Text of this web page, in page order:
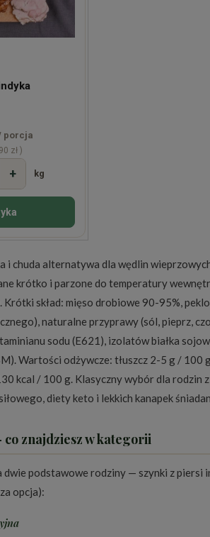
porcja
zł )
+ kg
i chuda alternatywa dla wędlin
krótko i parzone do temperatury
Krótki skład: mięso drobiowe 90-95%,
naturalne przyprawy (sól, pieprz,
sodu (E621), izolatów białka
Wartości odżywcze: tłuszcz 2-5 g / 100
kcal / 100 g. Klasyczny wybór dla rodzin
diety keto i lekkich kanapek
znajdziesz w kategorii
podstawowe rodziny — szynki z piersi
opcja):